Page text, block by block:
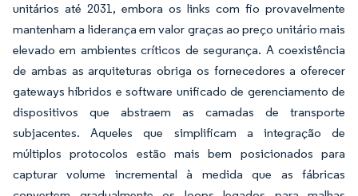
unitários até 2031, embora os links com fio provavelmente
mantenham a liderança em valor graças ao preço unitário mais
elevado em ambientes críticos de segurança. A coexistência
de ambas as arquiteturas obriga os fornecedores a oferecer
gateways híbridos e software unificado de gerenciamento de
dispositivos que abstraem as camadas de transporte
subjacentes. Aqueles que simplificam a integração de
múltiplos protocolos estão mais bem posicionados para
capturar volume incremental à medida que as fábricas